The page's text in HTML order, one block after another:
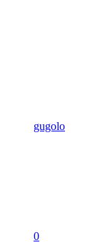
gugolo
0